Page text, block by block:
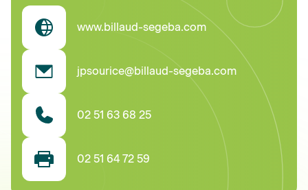
Annuaire
Contacter
www.billaud-segeba.com
jpsourice@billaud-segeba.com
02 51 63 68 25
02 51 64 72 59